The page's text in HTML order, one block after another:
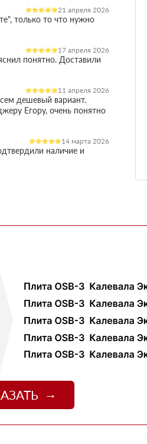
21 апреля 2026
только то что нужно
17 апреля 2026
понятно. Доставили
11 апреля 2026
дешевый вариант.
Егору, очень понятно
14 марта 2026
наличие и
наверное будем
заявку и уже на
12 октября 2025
получилось
потом оплатил
01 сентября 2025
и по делу
материалами и
13 июня 2025